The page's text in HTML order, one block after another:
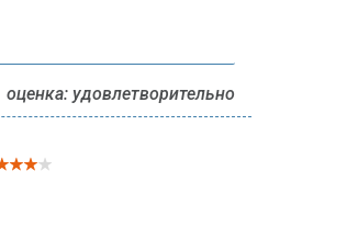
оценка: удовлетворительно